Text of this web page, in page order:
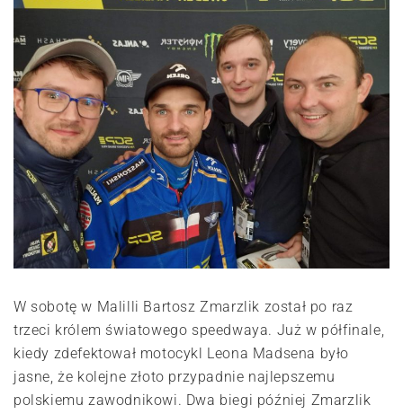
W sobotę w Malilli Bartosz Zmarzlik został po raz
trzeci królem światowego speedwaya. Już w półfinale,
kiedy zdefektował motocykl Leona Madsena było
jasne, że kolejne złoto przypadnie najlepszemu
polskiemu zawodnikowi. Dwa biegi później Zmarzlik